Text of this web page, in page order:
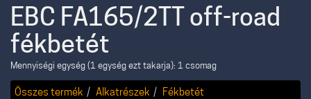
EBC FA165/2TT off-road
fékbetét
Mennyiségi egység (1 egység ezt takarja): 1 csomag
Összes termék Alkatrészek
Fékbetét